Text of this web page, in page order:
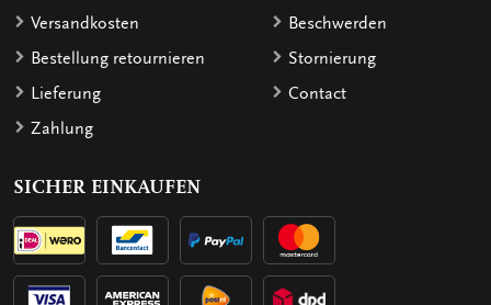
Versandkosten
Bestellung retournieren
Lieferung
Zahlung
Beschwerden
Stornierung
Contact
SICHER EINKAUFEN